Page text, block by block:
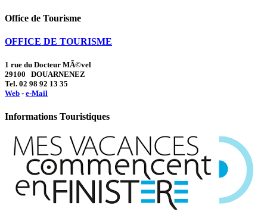
Office de Tourisme
OFFICE DE TOURISME
1 rue du Docteur MÃ©vel
29100 DOUARNENEZ
Tel. 02 98 92 13 35
Web - e-Mail
Informations Touristiques